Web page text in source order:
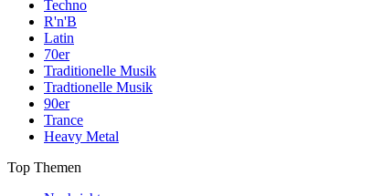
Techno
R'n'B
Latin
70er
Traditionelle Musik
Tradtionelle Musik
90er
Trance
Heavy Metal
Top Themen